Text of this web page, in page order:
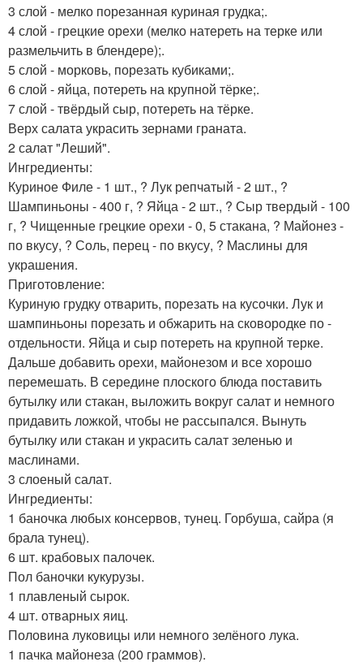
3 слой - мелко порезанная куриная грудка;.
4 слой - грецкие орехи (мелко натереть на терке или
размельчить в блендере);.
5 слой - морковь, порезать кубиками;.
6 слой - яйца, потереть на крупной тёрке;.
7 слой - твёрдый сыр, потереть на тёрке.
Верх салата украсить зернами граната.
2 салат "Леший".
Ингредиенты:
Куриное Филе - 1 шт., ? Лук репчатый - 2 шт., ?
Шампиньоны - 400 г, ? Яйца - 2 шт., ? Сыр твердый - 100
г, ? Чищенные грецкие орехи - 0, 5 стакана, ? Майонез -
по вкусу, ? Соль, перец - по вкусу, ? Маслины для
украшения.
Приготовление:
Куриную грудку отварить, порезать на кусочки. Лук и
шампиньоны порезать и обжарить на сковородке по -
отдельности. Яйца и сыр потереть на крупной терке.
Дальше добавить орехи, майонезом и все хорошо
перемешать. В середине плоского блюда поставить
бутылку или стакан, выложить вокруг салат и немного
придавить ложкой, чтобы не рассыпался. Вынуть
бутылку или стакан и украсить салат зеленью и
маслинами.
3 слоеный салат.
Ингредиенты:
1 баночка любых консервов, тунец. Горбуша, сайра (я
брала тунец).
6 шт. крабовых палочек.
Пол баночки кукурузы.
1 плавленый сырок.
4 шт. отварных яиц.
Половина луковицы или немного зелёного лука.
1 пачка майонеза (200 граммов).